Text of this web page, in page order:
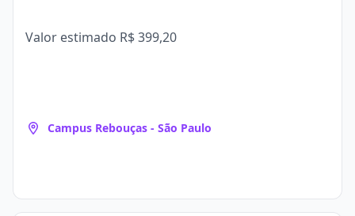
Valor estimado R$ 399,20
Campus Rebouças - São Paulo